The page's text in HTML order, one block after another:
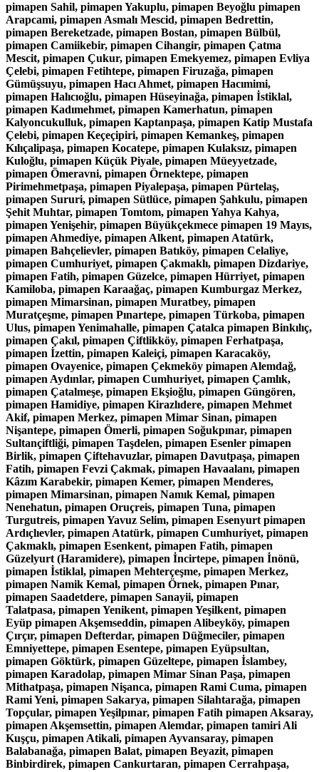
pimapen Sahil, pimapen Yakuplu, pimapen Beyoğlu pimapen
Arapcami, pimapen Asmalı Mescid, pimapen Bedrettin,
pimapen Bereketzade, pimapen Bostan, pimapen Bülbül,
pimapen Camiikebir, pimapen Cihangir, pimapen Çatma
Mescit, pimapen Çukur, pimapen Emekyemez, pimapen Evliya
Çelebi, pimapen Fetihtepe, pimapen Firuzağa, pimapen
Gümüşsuyu, pimapen Hacı Ahmet, pimapen Hacımimi,
pimapen Halıcıoğlu, pimapen Hüseyinağa, pimapen İstiklal,
pimapen Kadımehmet, pimapen Kamerhatun, pimapen
Kalyoncukulluk, pimapen Kaptanpaşa, pimapen Katip Mustafa
Çelebi, pimapen Keçeçipiri, pimapen Kemankeş, pimapen
Kılıçalipaşa, pimapen Kocatepe, pimapen Kulaksız, pimapen
Kuloğlu, pimapen Küçük Piyale, pimapen Müeyyetzade,
pimapen Ömeravni, pimapen Örnektepe, pimapen
Pirimehmetpaşa, pimapen Piyalepaşa, pimapen Pürtelaş,
pimapen Sururi, pimapen Sütlüce, pimapen Şahkulu, pimapen
Şehit Muhtar, pimapen Tomtom, pimapen Yahya Kahya,
pimapen Yenişehir, pimapen Büyükçekmece pimapen 19 Mayıs,
pimapen Ahmediye, pimapen Alkent, pimapen Atatürk,
pimapen Bahçelievler, pimapen Batıköy, pimapen Celaliye,
pimapen Cumhuriyet, pimapen Çakmaklı, pimapen Dizdariye,
pimapen Fatih, pimapen Güzelce, pimapen Hürriyet, pimapen
Kamiloba, pimapen Karaağaç, pimapen Kumburgaz Merkez,
pimapen Mimarsinan, pimapen Muratbey, pimapen
Muratçeşme, pimapen Pınartepe, pimapen Türkoba, pimapen
Ulus, pimapen Yenimahalle, pimapen Çatalca pimapen Binkılıç,
pimapen Çakıl, pimapen Çiftlikköy, pimapen Ferhatpaşa,
pimapen İzettin, pimapen Kaleiçi, pimapen Karacaköy,
pimapen Ovayenice, pimapen Çekmeköy pimapen Alemdağ,
pimapen Aydınlar, pimapen Cumhuriyet, pimapen Çamlık,
pimapen Çatalmeşe, pimapen Ekşioğlu, pimapen Güngören,
pimapen Hamidiye, pimapen Kirazlıdere, pimapen Mehmet
Akif, pimapen Merkez, pimapen Mimar Sinan, pimapen
Nişantepe, pimapen Ömerli, pimapen Soğukpınar, pimapen
Sultançiftliği, pimapen Taşdelen, pimapen Esenler pimapen
Birlik, pimapen Çiftehavuzlar, pimapen Davutpaşa, pimapen
Fatih, pimapen Fevzi Çakmak, pimapen Havaalanı, pimapen
Kâzım Karabekir, pimapen Kemer, pimapen Menderes,
pimapen Mimarsinan, pimapen Namık Kemal, pimapen
Nenehatun, pimapen Oruçreis, pimapen Tuna, pimapen
Turgutreis, pimapen Yavuz Selim, pimapen Esenyurt pimapen
Ardıçlıevler, pimapen Atatürk, pimapen Cumhuriyet, pimapen
Çakmaklı, pimapen Esenkent, pimapen Fatih, pimapen
Güzelyurt (Haramidere), pimapen İncirtepe, pimapen İnönü,
pimapen İstiklal, pimapen Mehterçeşme, pimapen Merkez,
pimapen Namik Kemal, pimapen Örnek, pimapen Pınar,
pimapen Saadetdere, pimapen Sanayii, pimapen
Talatpasa, pimapen Yenikent, pimapen Yeşilkent, pimapen
Eyüp pimapen Akşemseddin, pimapen Alibeyköy, pimapen
Çırçır, pimapen Defterdar, pimapen Düğmeciler, pimapen
Emniyettepe, pimapen Esentepe, pimapen Eyüpsultan,
pimapen Göktürk, pimapen Güzeltepe, pimapen İslambey,
pimapen Karadolap, pimapen Mimar Sinan Paşa, pimapen
Mithatpaşa, pimapen Nişanca, pimapen Rami Cuma, pimapen
Rami Yeni, pimapen Sakarya, pimapen Silahtarağa, pimapen
Topçular, pimapen Yeşilpınar, pimapen Fatih pimapen Aksaray,
pimapen Akşemsettin, pimapen Alemdar, pimapen tamiri Ali
Kuşçu, pimapen Atikali, pimapen Ayvansaray, pimapen
Balabanağa, pimapen Balat, pimapen Beyazit, pimapen
Binbirdirek, pimapen Cankurtaran, pimapen Cerrahpaşa,